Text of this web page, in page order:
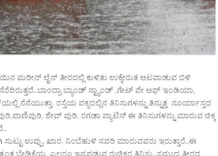
ಮರೀನ್ ಲೈನ್ ತೀರದಲ್ಲಿ ಕುಳಿತು ಉಕ್ಕೇರುತ ಆಟವಾಡುವ ಬಿಳಿ
ಬ್ಯಾಂಡ್ ಸ್ಟ್ಯಾಂಡ್ ,ಗೇಟ್ ವೇ ಆಫ್ ಇಂಡಿಯಾ,
ರಸ್ತೆಯ ಪಕ್ಕದಲ್ಲಿನ ತಿನಿಸುಗಳನ್ನು ತಿನ್ನುತ್ತ ಸೂರ್ಯಾಸ್ತದ
ಶೇವ್ ಪುರಿ, ರಗಡಾ ಪ್ಯಾಟಿಸ್ ಈ ತಿನಿಸುಗಳನ್ನು ಮಾರುವ ಚಿಕ್ಕ
ಉಪ್ಪು, ಖಾರ, ನಿಂಬೆಹುಳಿ ಸವರಿ ಮಾರುವವರು ಇರುತ್ತಾರೆ..ಈ